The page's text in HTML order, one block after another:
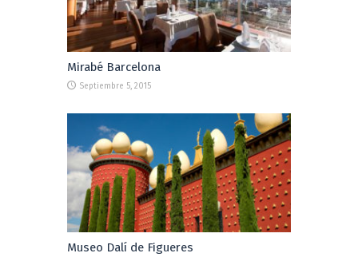
Mirabé Barcelona
Septiembre 5, 2015
Museo Dalí de Figueres